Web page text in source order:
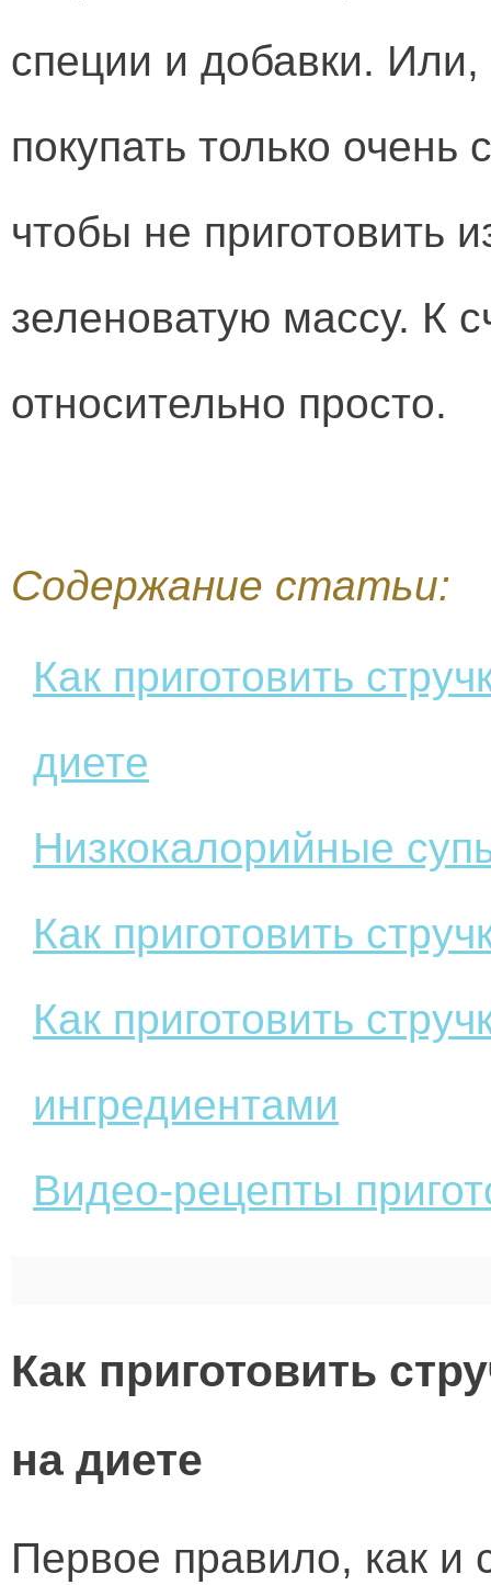
специи и добавки.
покупать только
чтобы не приготовить
зеленоватую массу. К
относительно просто.
Содержание статьи:
Как приготовить
диете
Низкокалорийные
Как приготовить
Как приготовить
ингредиентами
Видео-рецепты
Как приготовить
на диете
Первое правило, как